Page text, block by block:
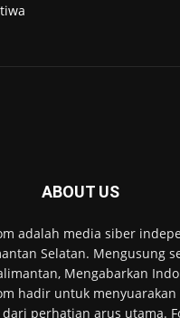
ABOUT US
adalah media siber
Selatan. Mengusung
Mengabarkan
hadir untuk
perhatian arus utama.